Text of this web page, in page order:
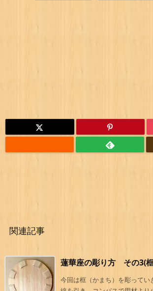
関連記事
蓮華座の彫り方 その3(
今回は框（かまち）を彫ってい